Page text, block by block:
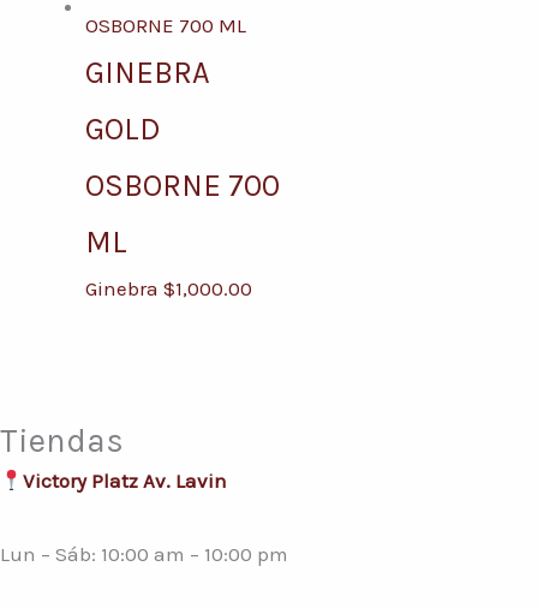
GINEBRA
GOLD
OSBORNE 700
ML
Ginebra $1,000.00
Tiendas
Victory Platz Av. Lavin
Lun – Sáb: 10:00 am – 10:00 pm